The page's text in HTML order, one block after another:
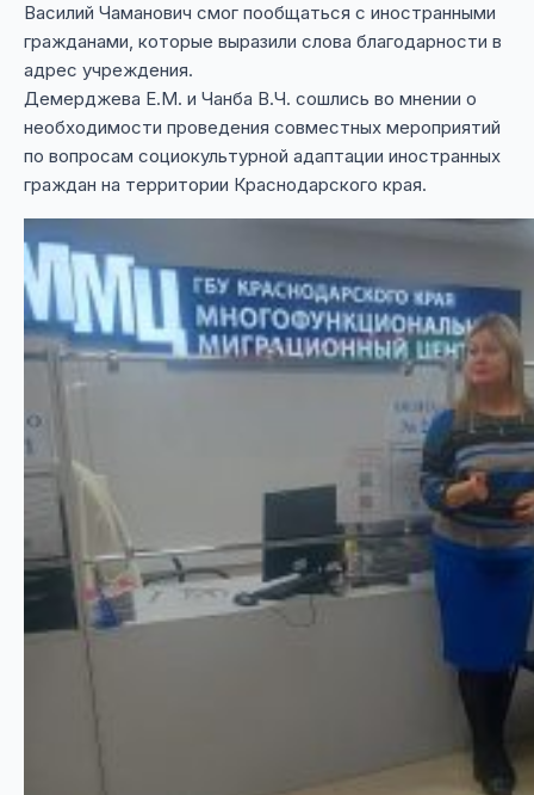
Василий Чаманович смог пообщаться с иностранными
гражданами, которые выразили слова благодарности в
адрес учреждения.
Демерджева Е.М. и Чанба В.Ч. сошлись во мнении о
необходимости проведения совместных мероприятий
по вопросам социокультурной адаптации иностранных
граждан на территории Краснодарского края.